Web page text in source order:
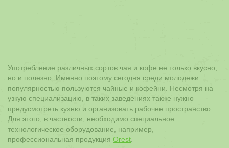
Употребление различных сортов чая и кофе не только вкусно,
но и полезно. Именно поэтому сегодня среди молодежи
популярностью пользуются чайные и кофейни. Несмотря на
узкую специализацию, в таких заведениях также нужно
предусмотреть кухню и организовать рабочее пространство.
Для этого, в частности, необходимо специальное
технологическое оборудование, например,
профессиональная продукция Orest